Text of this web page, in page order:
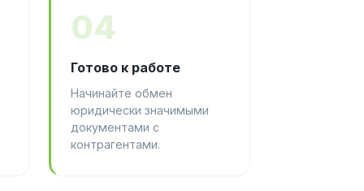
04
Готово к работе
Начинайте обмен
юридически значимыми
документами с
контрагентами.